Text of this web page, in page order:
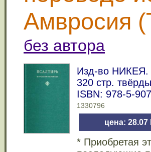
Амвросия
без автора
Изд-во НИКЕЯ.
320 стр.
ISBN: 978-5-
1330796
цена: 28.07
* Приобретая